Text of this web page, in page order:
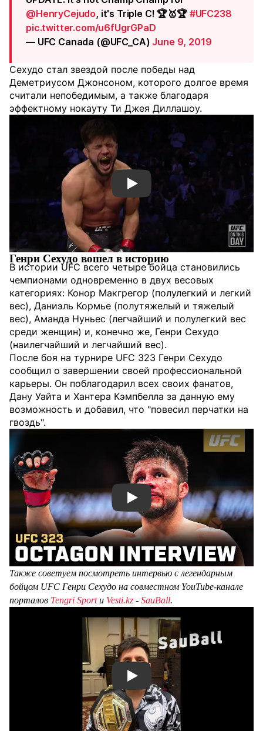
@HenryCejudo, it's Triple C! 🏆🥇🏆 #UFC238
pic.twitter.com/u6fUgrGPaD
— UFC Canada (@UFC_CA) June 9, 2019
Сехудо стал звездой после победы над
Деметриусом Джонсоном, которого долгое время
считали непобедимым, а также благодаря
эффектному нокауту Ти Джея Диллашоу.
Смотреть видео YouTube
Генри Сехудо вошел в историю
В истории UFC всего четыре бойца становились
чемпионами одновременно в двух весовых
категориях: Конор Макгрегор (полулегкий и легкий
вес), Даниэль Кормье (полутяжелый и тяжелый
вес), Аманда Нуньес (легчайший и полулегкий вес
среди женщин) и, конечно же, Генри Сехудо
(наилегчайший и легчайший вес).
После боя на турнире UFC 323 Генри Сехудо
сообщил о завершении своей профессиональной
карьеры. Он поблагодарил всех своих фанатов,
Дану Уайта и Хантера Кэмпбелла за данную ему
возможность и добавил, что "повесил перчатки на
гвоздь".
Смотреть видео YouTube
Также советуем посмотреть интервью с легендарным
бойцом UFC Генри Сехудо на совместном YouTube-канале
порталов Tengri Sportи Vesti.kz - SauBall.
Смотреть видео YouTube